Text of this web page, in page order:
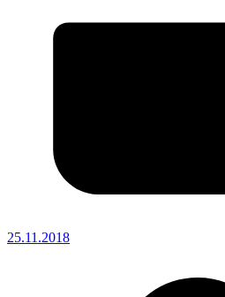
25.11.2018